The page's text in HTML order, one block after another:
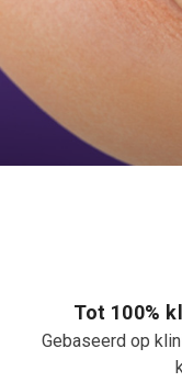
Tot 100%
Gebaseerd op